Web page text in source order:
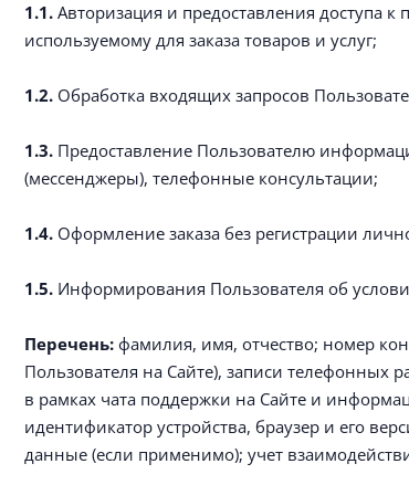
1.1. Авторизация и предоставления доступа
используемому для заказа товаров и услуг;
1.2. Обработка входящих запросов
1.3. Предоставление Пользователю
(мессенджеры), телефонные консультации;
1.4. Оформление заказа без регистрации
1.5. Информирования Пользователя об
Перечень: фамилия, имя, отчество; номер
Пользователя на Сайте), записи телефонных
в рамках чата поддержки на Сайте и
идентификатор устройства, браузер и его
данные (если применимо); учет